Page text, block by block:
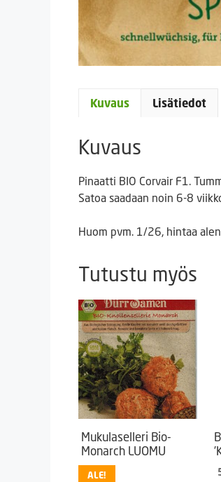
Kuvaus Lisätiedot
Kuvaus
Pinaatti BIO Corvair F1.
Satoa saadaan noin 6-8
Huom pvm. 1/26, hintaa
Tutustu myös
Mukulaselleri Bio-
Monarch LUOMU
ALE!